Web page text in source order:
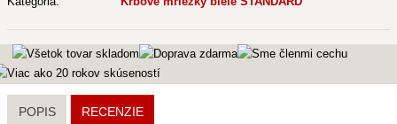
POPIS RECENZIE